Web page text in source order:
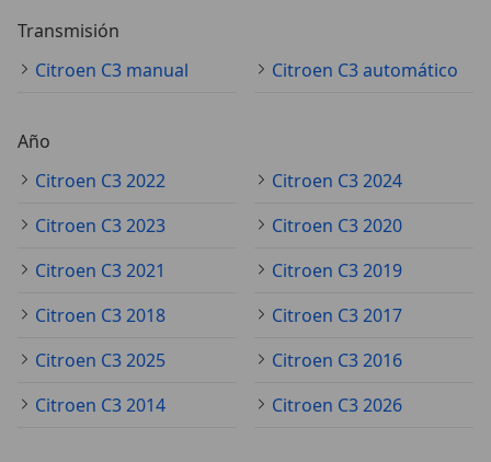
Transmisión
Citroen C3 manual
Citroen C3 automático
Año
Citroen C3 2022
Citroen C3 2024
Citroen C3 2023
Citroen C3 2020
Citroen C3 2021
Citroen C3 2019
Citroen C3 2018
Citroen C3 2017
Citroen C3 2025
Citroen C3 2016
Citroen C3 2014
Citroen C3 2026